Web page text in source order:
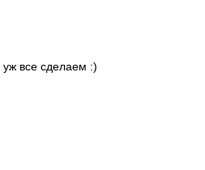
уж все сделаем :)